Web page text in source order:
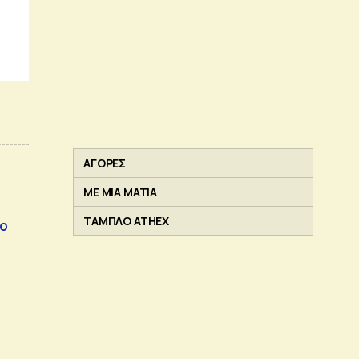
ΑΓΟΡΕΣ
ΜΕ ΜΙΑ ΜΑΤΙΑ
ΤΑΜΠΛΟ ATHEX